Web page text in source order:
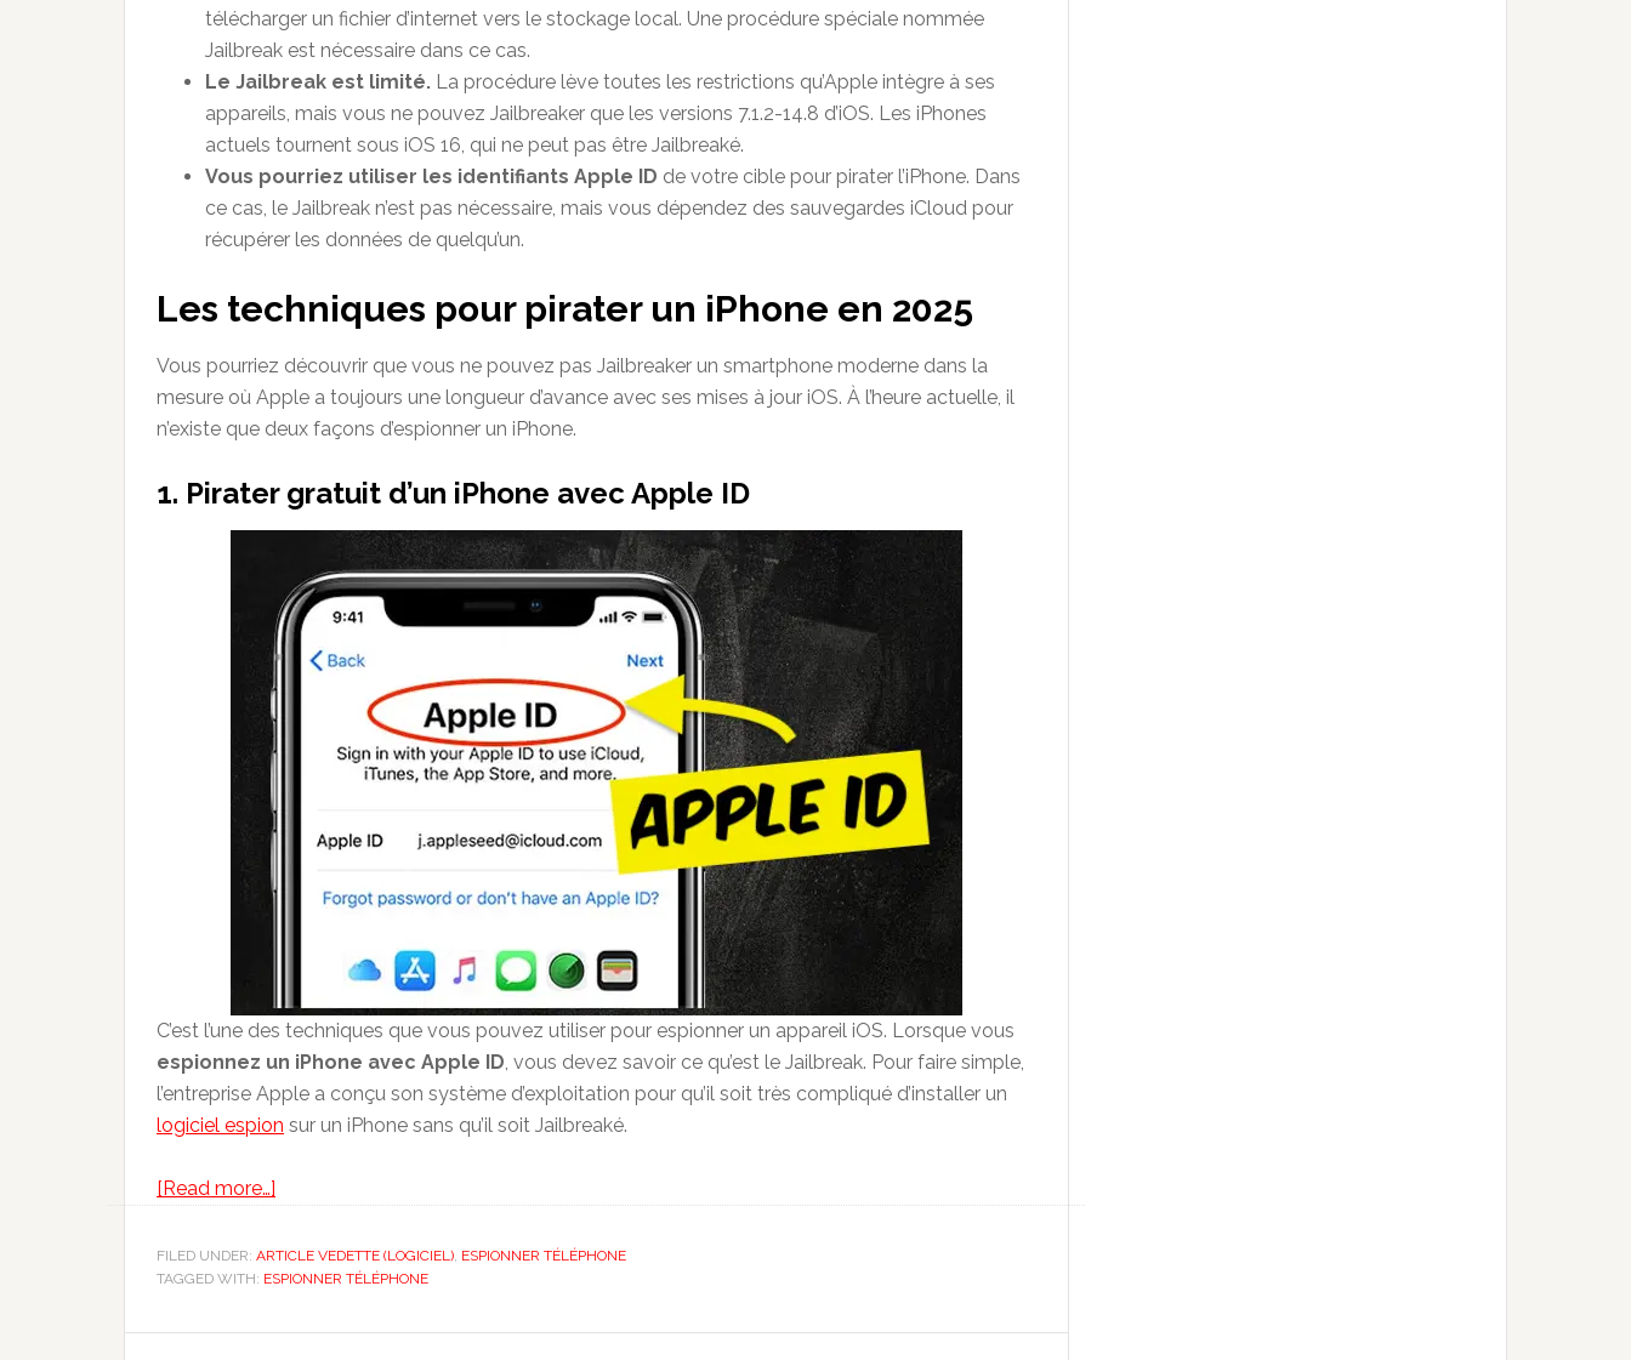
télécharger un fichier d’internet vers le stockage local. Une procédure spéciale nommée
Jailbreak est nécessaire dans ce cas.
Le Jailbreak est limité. La procédure lève toutes les restrictions qu’Apple intègre à ses
appareils, mais vous ne pouvez Jailbreaker que les versions 7.1.2-14.8 d’iOS. Les iPhones
actuels tournent sous iOS 16, qui ne peut pas être Jailbreaké.
Vous pourriez utiliser les identifiants Apple ID de votre cible pour pirater l’iPhone. Dans
ce cas, le Jailbreak n’est pas nécessaire, mais vous dépendez des sauvegardes iCloud pour
récupérer les données de quelqu’un.
Les techniques pour pirater un iPhone en 2025
Vous pourriez découvrir que vous ne pouvez pas Jailbreaker un smartphone moderne dans la
mesure où Apple a toujours une longueur d’avance avec ses mises à jour iOS. À l’heure actuelle, il
n’existe que deux façons d’espionner un iPhone.
1. Pirater gratuit d’un iPhone avec Apple ID
C’est l’une des techniques que vous pouvez utiliser pour espionner un appareil iOS. Lorsque vous
espionnez un iPhone avec Apple ID, vous devez savoir ce qu’est le Jailbreak. Pour faire simple,
l’entreprise Apple a conçu son système d’exploitation pour qu’il soit très compliqué d’installer un
logiciel espion sur un iPhone sans qu’il soit Jailbreaké.
[Read more…]
/
Espionner
FILED UNDER: ARTICLE VEDETTE (LOGICIEL), ESPIONNER TÉLÉPHONE
TAGGED WITH: ESPIONNER TÉLÉPHONE